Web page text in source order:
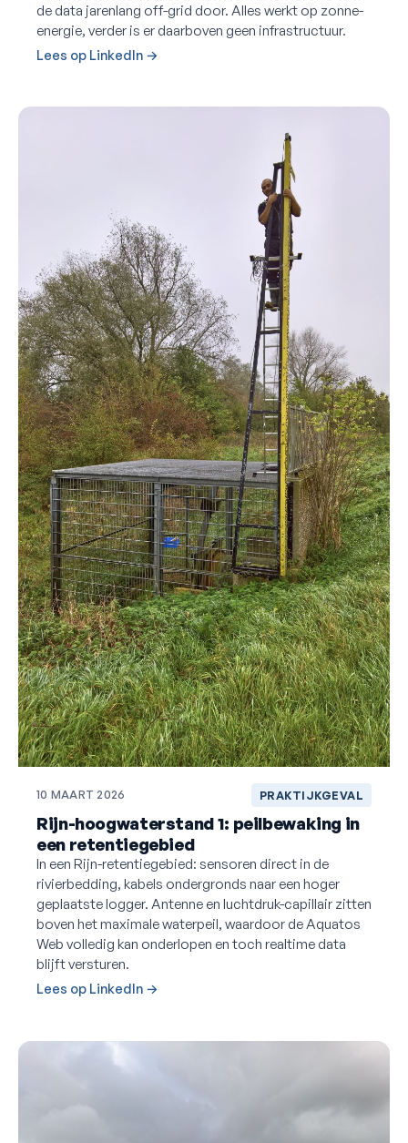
de data jarenlang off-grid door. Alles werkt op zonne-
energie, verder is er daarboven geen infrastructuur.
Lees op LinkedIn →
10 MAART 2026 PRAKTIJKGEVAL
Rijn-hoogwaterstand 1: peilbewaking in
een retentiegebied
In een Rijn-retentiegebied: sensoren direct in de
rivierbedding, kabels ondergronds naar een hoger
geplaatste logger. Antenne en luchtdruk-capillair zitten
boven het maximale waterpeil, waardoor de Aquatos
Web volledig kan onderlopen en toch realtime data
blijft versturen.
Lees op LinkedIn →